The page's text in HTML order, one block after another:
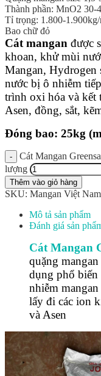
Thành phần: MnO2 30-
Tỉ trọng: 1.800-
Bao chữ đỏ
Cát mangan được
khoan, khử mùi
Mangan,
nước bị ô nhiễm
trình oxi hóa và kết
Asen, đồng, sắt,
Đóng bao: 25kg
Cát Mangan
lượng
Thêm vào giỏ hàng
SKU: Mangan Việt
Mô tả sản phẩm
Đánh giá sản
Cát Mangan
quặng
dụng phổ
nhiễm
lấy đi các ion
và Asen